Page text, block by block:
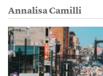
Annalisa Camilli